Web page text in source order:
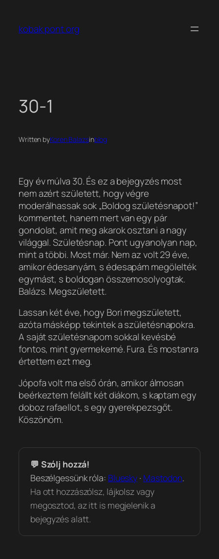
tartalomhoz
kobak pont org
30-1
Written byKoren Balazsinblog
Egy év múlva 30. És ez a bejegyzés most
nem azért született, hogy végre
moderálhassak sok „Boldog születésnapot!”
kommentet, hanem mert van egy pár
gondolat, amit meg akarok osztani a nagy
világgal. Születésnap. Pont ugyanolyan nap,
mint a többi. Most már. Nem az volt 29 éve,
amikor édesanyám, s édesapám megölelték
egymást, s boldogan összemosolyogtak.
Balázs. Megszületett.
Lassan két éve, hogy Bori megszületett,
azóta másképp tekintek a születésnapokra.
A saját születésnapom sokkal kevésbé
fontos, mint gyermekemé. Fura. És mostanra
értettem ezt meg.
Jópofa volt ma első órán, amikor álmosan
beérkeztem felállt két diákom, s kaptam egy
doboz rafaellot, s egy gyerekpezsgőt.
Köszönöm.
💬 Szólj hozzá!
Beszélgessünk róla: Bluesky · Mastodon.
Ha ott hozzászólsz, lájkolsz vagy
megosztod, az itt is megjelenik a
bejegyzés alatt.